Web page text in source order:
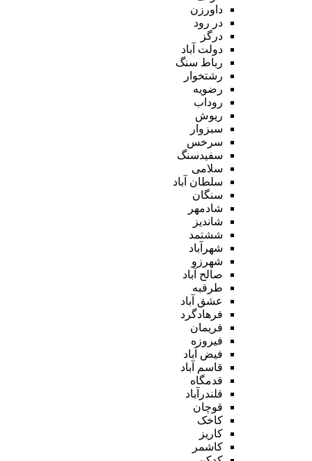
داورزن
در رود
درگز
دولت آباد
رباط سنگ
رشتخوار
رضویه
روداب
ریوش
سبزوار
سرخس
سفیدسنگ
سلامی
سلطان آباد
سنگان
شادمهر
شاندیز
ششتمد
شهرآباد
شهرزو
صالح آباد
طرقبه
عشق آباد
فرهادگرد
فریمان
فیروزه
فیض آباد
قاسم آباد
قدمگاه
قلندرآباد
قوچان
کاخک
کاریز
کاشمر